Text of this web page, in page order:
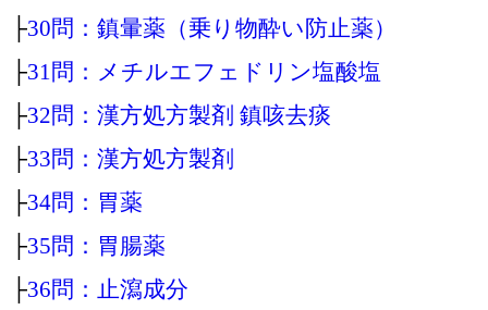
├30問：鎮暈薬（乗り物酔い防止薬）
├31問：メチルエフェドリン塩酸塩
├32問：漢方処方製剤 鎮咳去痰
├33問：漢方処方製剤
├34問：胃薬
├35問：胃腸薬
├36問：止瀉成分